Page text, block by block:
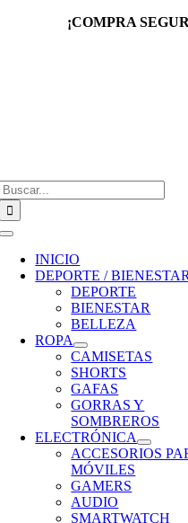
¡COMPRA
Toggle
Navigation
INICIO
DEPORTE /
DEPORTE
BIENESTAR
BELLEZA
ROPA
CAMISETAS
SHORTS
GAFAS
GORRAS Y
SOMBREROS
ELECTRÓNICA
ACCESORIOS
MÓVILES
GAMERS
AUDIO
SMARTWATCH